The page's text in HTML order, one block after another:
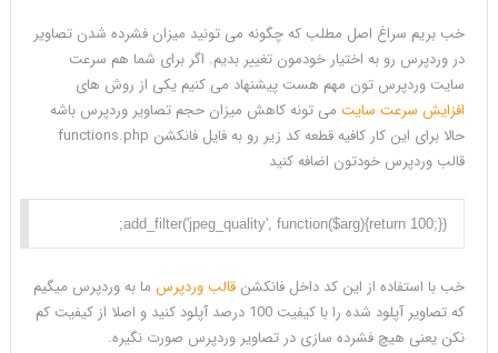
خب بریم سراغ اصل مطلب که چگونه می تونید میزان فشرده شدن تصاویر
در وردپرس رو به اختیار خودمون تغییر بدیم. اگر برای شما هم سرعت
سایت وردپرس تون مهم هست پیشنهاد می کنیم یکی از روش های
افزایش سرعت سایتمی تونه کاهش میزان حجم تصاویر وردپرس باشه
حالا برای این کار کافیه قطعه کد زیر رو به فایل فانکشن functions.php
قالب وردپرس خودتون اضافه کنید
add_filter('jpeg_quality', function($arg){return 100;});
خب با استفاده از این کد داخل فانکشن قالب وردپرسما به وردپرس میگیم
که تصاویر آپلود شده را با کیفیت 100 درصد آپلود کنید و اصلا از کیفیت کم
نکن یعنی هیچ فشرده سازی در تصاویر وردپرس صورت نگیره.